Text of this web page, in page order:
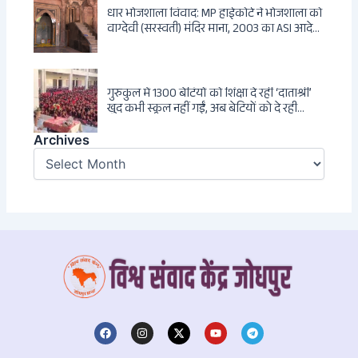
धार भोजशाला विवाद: MP हाईकोर्ट ने भोजशाला को
वाग्देवी (सरस्वती) मंदिर माना, 2003 का ASI आदेश
गुरुकुल में 1300 बेटियों को शिक्षा दे रहीं ‘दाताश्री’
खुद कभी स्कूल नहीं गईं, अब बेटियों को दे रही
Archives
Archives
F
a
c
I
n
s
X
-
t
Y
o
u
T
e
l